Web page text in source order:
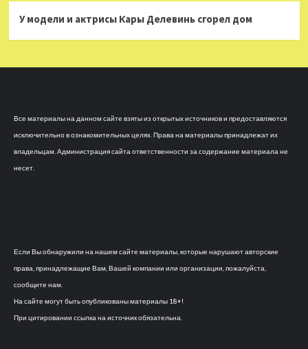
У модели и актрисы Кары Делевинь сгорел дом
Все материалы на данном сайте взяты из открытых источников и предоставляются
исключительно в ознакомительных целях. Права на материалы принадлежат их
владельцам. Администрация сайта ответственности за содержание материала не
несет.
Если Вы обнаружили на нашем сайте материалы, которые нарушают авторские
права, принадлежащие Вам, Вашей компании или организации, пожалуйста,
сообщите нам.
На сайте могут быть опубликованы материалы 18+!
При цитировании ссылка на источник обязательна.